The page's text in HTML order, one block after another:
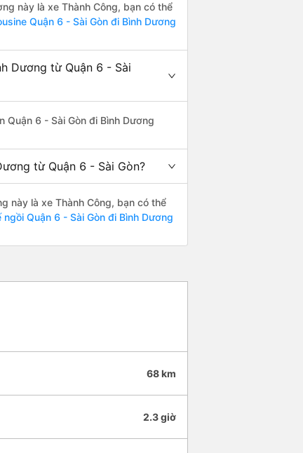
này là xe Thành Công, bạn có thể
Quận 6 - Sài Gòn đi Bình Dương
Dương từ Quận 6 - Sài
Quận 6 - Sài Gòn đi Bình Dương
từ Quận 6 - Sài Gòn?
này là xe Thành Công, bạn có thể
ngồi Quận 6 - Sài Gòn đi Bình Dương
68 km
2.3 giờ